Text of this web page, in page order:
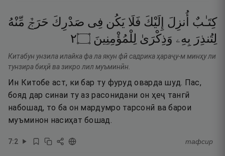
كِتَـٰبٌ أُنزِلَ إِلَيْكَ فَلَا يَكُن فِى صَدْرِكَ حَرَجٌۭ مِّنْهُ
لِتُنذِرَ بِهِۦ وَذِكْرَىٰ لِلْمُؤْمِنِينَ ۝٢
Китабун унзила илайка фа ла якун фӣ садрика ҳараҷу-м минҳу ли
тунзира биҳӣ ва зикро лил муъминӣн.
Ин Китобе аст, ки бар ту фуруд оварда шуд. Пас,
бояд дар синаи ту аз расонидани он ҳеҷ тангӣ
набошад, то ба он мардумро тарсонӣ ва барои
муъминон насиҳат бошад.
7:2 тафсир